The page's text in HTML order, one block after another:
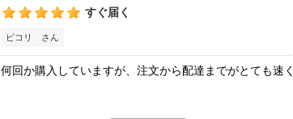
すぐ届く
ピコリ さん
何回か購入していますが、注文から配達までがとても速